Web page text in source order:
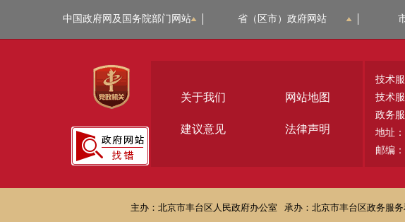
中国政府网及国务院部门网站 省（区市）政府网站
关于我们 网站地图
建议意见 法律声明
技术
技术
政务
地址
邮编
主办：北京市丰台区人民政府办公室 承办：北京市丰台区政务服